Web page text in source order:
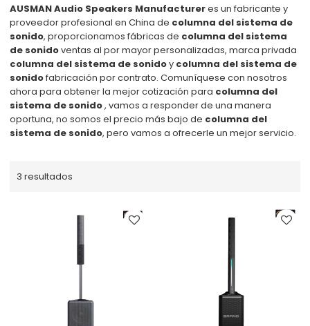
AUSMAN Audio Speakers Manufactureres un fabricante y
proveedor profesional en China de columna del sistema de
sonido, proporcionamos fábricas de columna del sistema
de sonidoventas al por mayor personalizadas, marca privada
columna del sistema de sonidoy columna del sistema de
sonidofabricación por contrato. Comuníquese con nosotros
ahora para obtener la mejor cotización para columna del
sistema de sonido, vamos a responder de una manera
oportuna, no somos el precio más bajo de columna del
sistema de sonido, pero vamos a ofrecerle un mejor servicio.
3 resultados